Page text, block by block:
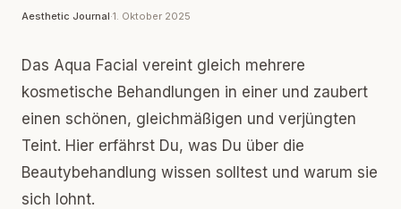
Aesthetic Journal·1. Oktober 2025
Das Aqua Facial vereint gleich mehrere
kosmetische Behandlungen in einer und zaubert
einen schönen, gleichmäßigen und verjüngten
Teint. Hier erfährst Du, was Du über die
Beautybehandlung wissen solltest und warum sie
sich lohnt.